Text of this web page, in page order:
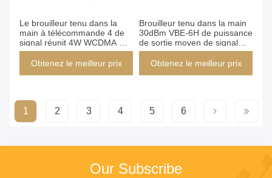
Le brouilleur tenu dans la
main à télécommande 4 de
signal réunit 4W WCDMA Wifi
GPS ISO9001
Obtenez le meilleur prix
Brouilleur tenu dans la main
30dBm VBE-6H de puissance
de sortie moyen de signal
d'opération facile
Obtenez le meilleur prix
1 2 3 4 5 6
Our Subscribe